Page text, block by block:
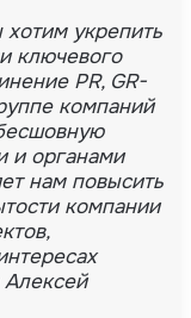
укрепить
ключевого
PR, GR-
компаний
и органами
нам повысить
компании
Алексей